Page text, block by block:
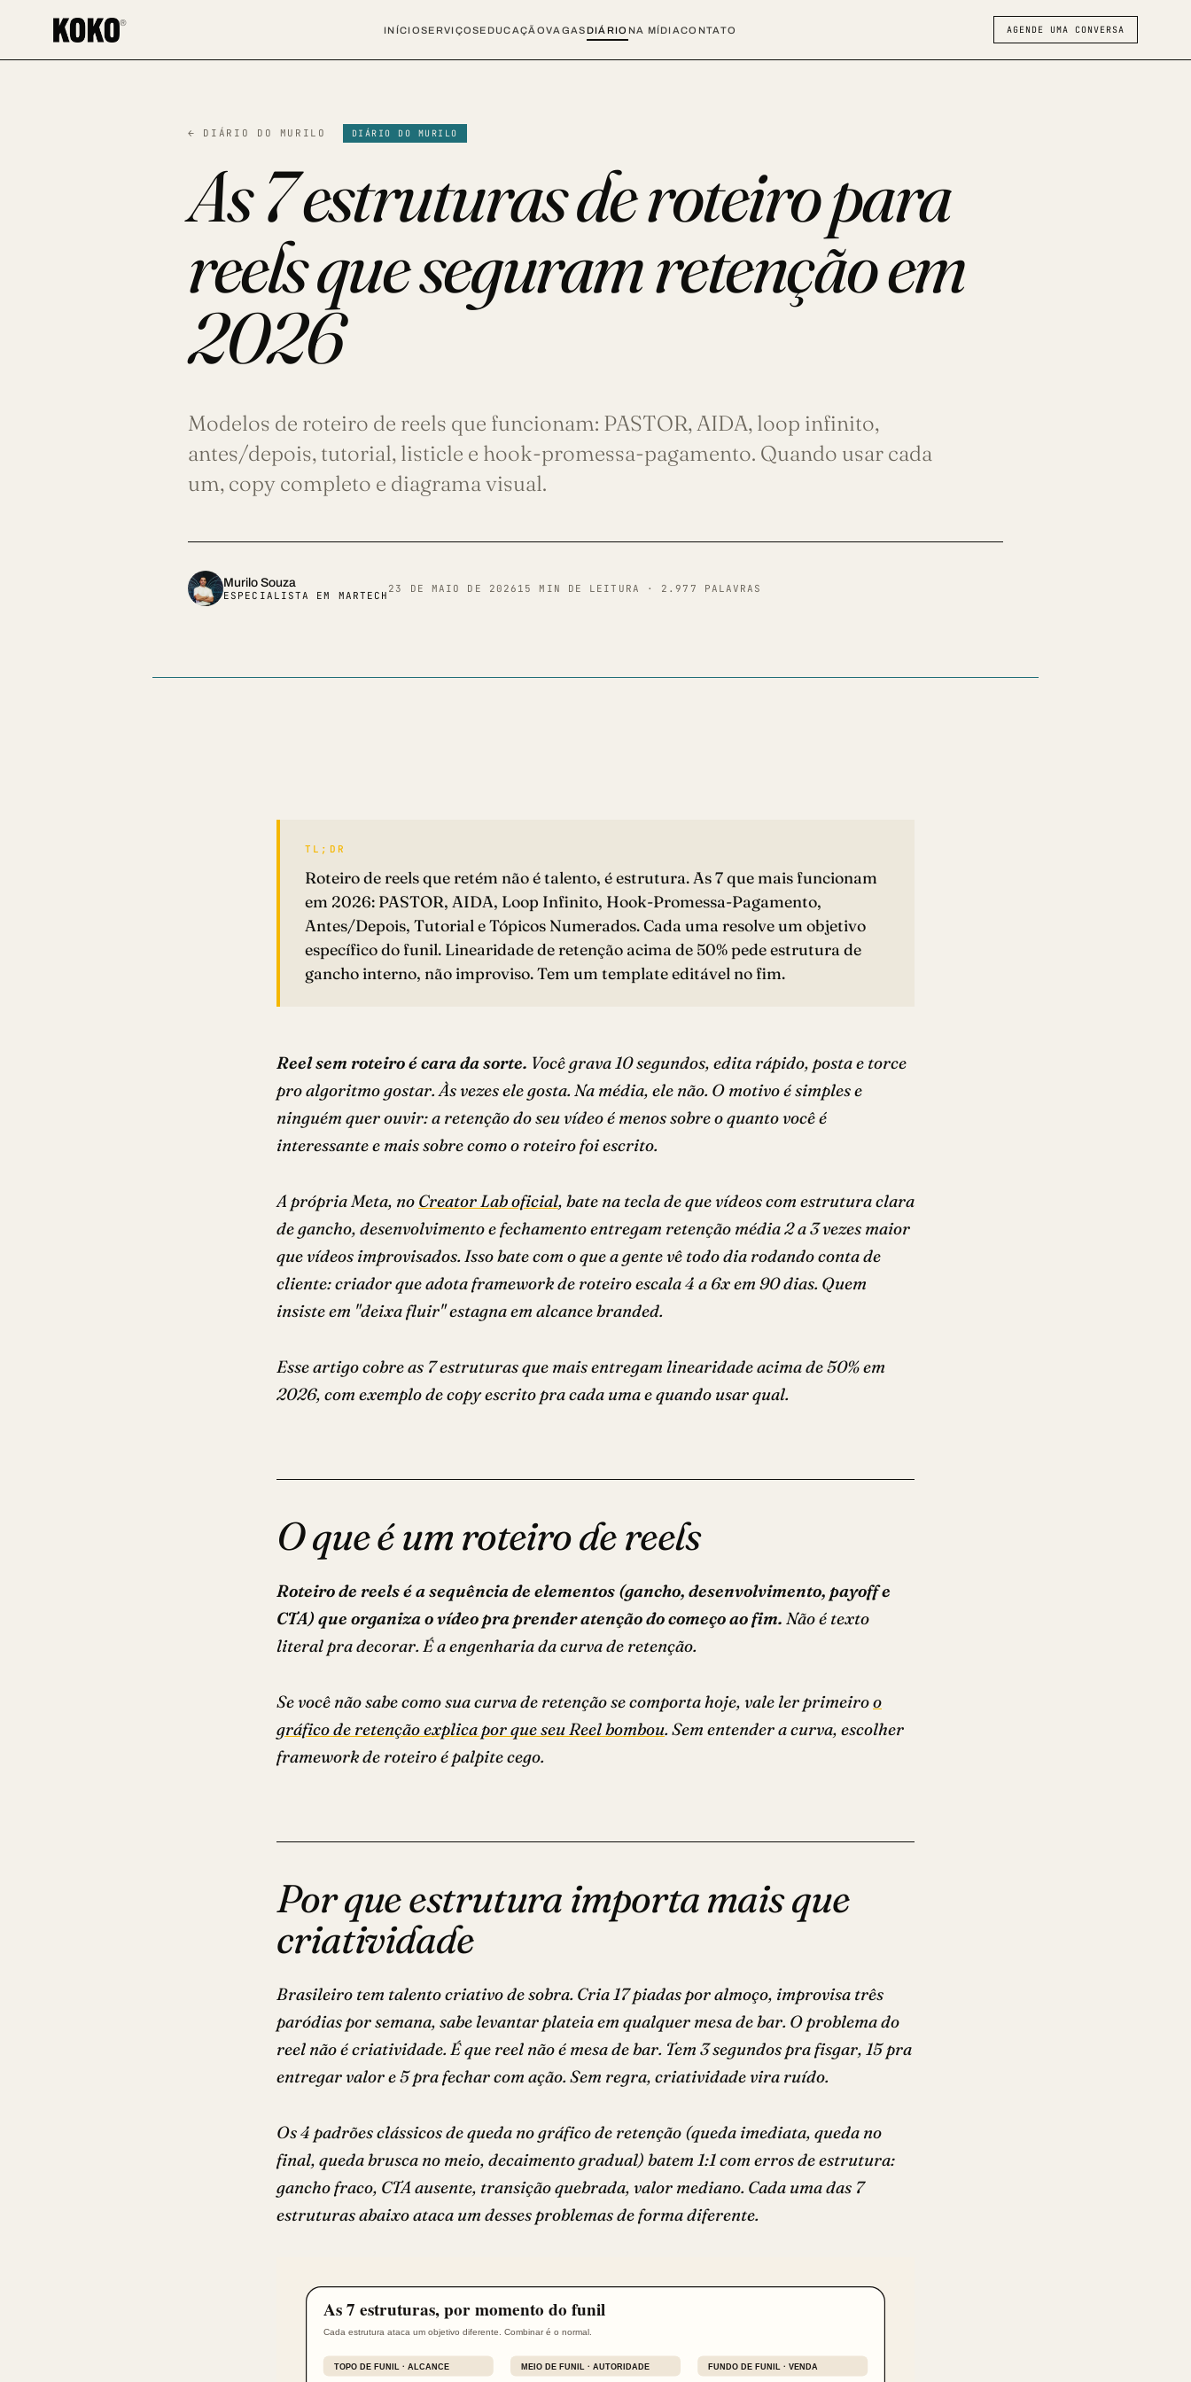
®
INÍCIOSERVIÇOSEDUCAÇÃOVAGASDIÁRIO NA MÍDIACONTATO AGENDE UMA CONVERSA
SOBRENOME *
TELEFONE *
EMPRESA / ORGANIZAÇÃO *
← DIÁRIO DO MURILO DIÁRIO DO MURILO
As 7 estruturas de roteiro para
reels que seguram retenção em
2026
Modelos de roteiro de reels que funcionam: PASTOR, AIDA, loop infinito,
antes/depois, tutorial, listicle e hook-promessa-pagamento. Quando usar cada
um, copy completo e diagrama visual.
Murilo Souza
ESPECIALISTA EM MARTECH
23 DE MAIO DE 2026 15 MIN DE LEITURA · 2.977 PALAVRAS
TL;DR
Roteiro de reels que retém não é talento, é estrutura. As 7 que mais funcionam
em 2026: PASTOR, AIDA, Loop Infinito, Hook-Promessa-Pagamento,
Antes/Depois, Tutorial e Tópicos Numerados. Cada uma resolve um objetivo
específico do funil. Linearidade de retenção acima de 50% pede estrutura de
gancho interno, não improviso. Tem um template editável no fim.
Reel sem roteiro é cara da sorte. Você grava 10 segundos, edita rápido, posta e torce
pro algoritmo gostar. Às vezes ele gosta. Na média, ele não. O motivo é simples e
ninguém quer ouvir: a retenção do seu vídeo é menos sobre o quanto você é
interessante e mais sobre como o roteiro foi escrito.
A própria Meta, no Creator Lab oficial, bate na tecla de que vídeos com estrutura clara
de gancho, desenvolvimento e fechamento entregam retenção média 2 a 3 vezes maior
que vídeos improvisados. Isso bate com o que a gente vê todo dia rodando conta de
cliente: criador que adota framework de roteiro escala 4 a 6x em 90 dias. Quem
insiste em "deixa fluir" estagna em alcance branded.
Esse artigo cobre as 7 estruturas que mais entregam linearidade acima de 50% em
2026, com exemplo de copy escrito pra cada uma e quando usar qual.
O que é um roteiro de reels
Roteiro de reels é a sequência de elementos (gancho, desenvolvimento, payoff e
CTA) que organiza o vídeo pra prender atenção do começo ao fim. Não é texto
literal pra decorar. É a engenharia da curva de retenção.
Se você não sabe como sua curva de retenção se comporta hoje, vale ler primeiroo
gráfico de retenção explica por que seu Reel bombou. Sem entender a curva, escolher
framework de roteiro é palpite cego.
Por que estrutura importa mais que
criatividade
Brasileiro tem talento criativo de sobra. Cria 17 piadas por almoço, improvisa três
paródias por semana, sabe levantar plateia em qualquer mesa de bar. O problema do
reel não é criatividade. É que reel não é mesa de bar. Tem 3 segundos pra fisgar, 15 pra
entregar valor e 5 pra fechar com ação. Sem regra, criatividade vira ruído.
Os 4 padrões clássicos de queda no gráfico de retenção (queda imediata, queda no
final, queda brusca no meio, decaimento gradual) batem 1:1 com erros de estrutura:
gancho fraco, CTA ausente, transição quebrada, valor mediano. Cada uma das 7
estruturas abaixo ataca um desses problemas de forma diferente.